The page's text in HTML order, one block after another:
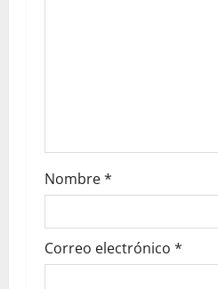
r
a
d
a
Nombre*
Correo electrónico *